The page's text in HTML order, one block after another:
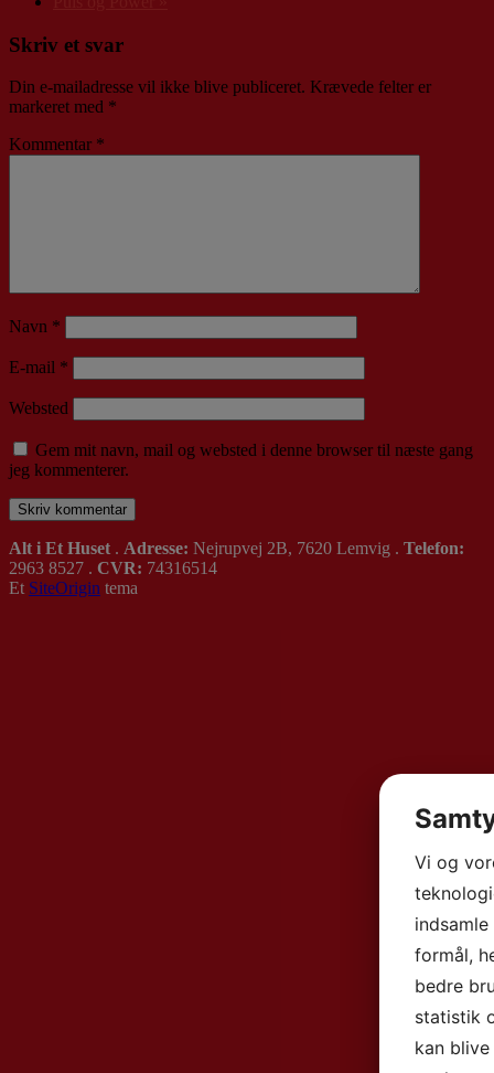
Skriv et svar
Din e-mailadresse vil ikke blive publiceret. Krævede felter er
markeret med *
Kommentar *
Navn *
E-mail *
Websted
Gem mit navn, mail og websted i denne browser til næste gang
jeg kommenterer.
Alt i Et Huset . Adresse: Nejrupvej 2B, 7620 Lemvig . Telefon:
2963 8527 . CVR: 74316514
Et SiteOrigin tema
Vi og
formål,
bedre
statistik
kan